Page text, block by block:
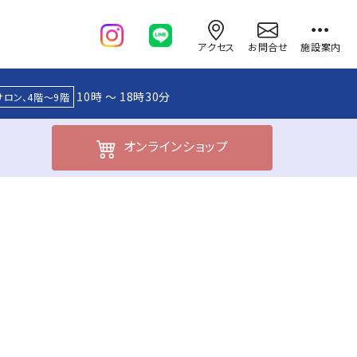
アクセス お問合せ 施設案内
ン、4階～9階 10時 ～ 18時30分
オンラインショップ